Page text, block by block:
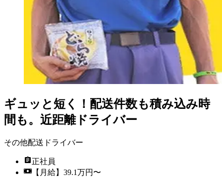
ギュッと短く！配送件数も積み込み時
間も。近距離ドライバー
その他配送ドライバー
正社員
【月給】39.1万円〜